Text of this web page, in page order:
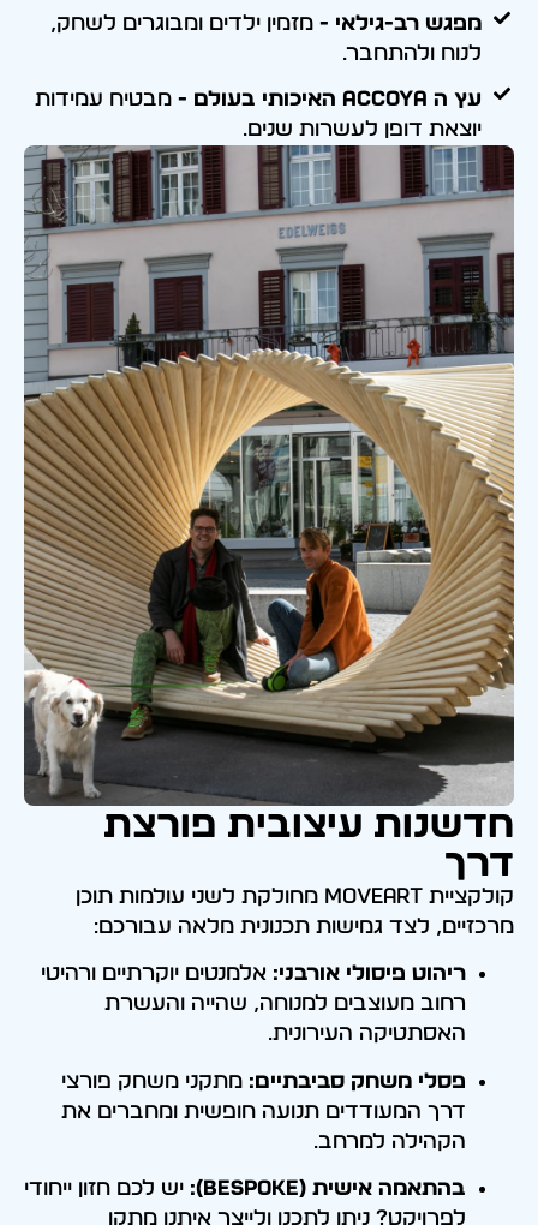
מפגש רב-גילאי -מזמין ילדים ומבוגרים לשחק,
לנוח ולהתחבר.
עץ ה ACCOYA האיכותי בעולם -
מבטיח עמידות
יוצאת דופן לעשרות שנים.
חדשנות עיצובית פורצת
דרך
קולקציית MOVEART מחולקת לשני עולמות תוכן
מרכזיים, לצד גמישות תכנונית מלאה עבורכם:
ריהוט פיסולי אורבני: אלמנטים יוקרתיים ורהיטי
רחוב מעוצבים למנוחה, שהייה והעשרת
האסתטיקה העירונית.
פסלי משחק סביבתיים: מתקני משחק פורצי
דרך המעודדים תנועה חופשית ומחברים את
הקהילה למרחב.
בהתאמה אישית (Bespoke):
יש לכם חזון ייחודי
לפרויקט? ניתן לתכנן ולייצר איתנו מתקן